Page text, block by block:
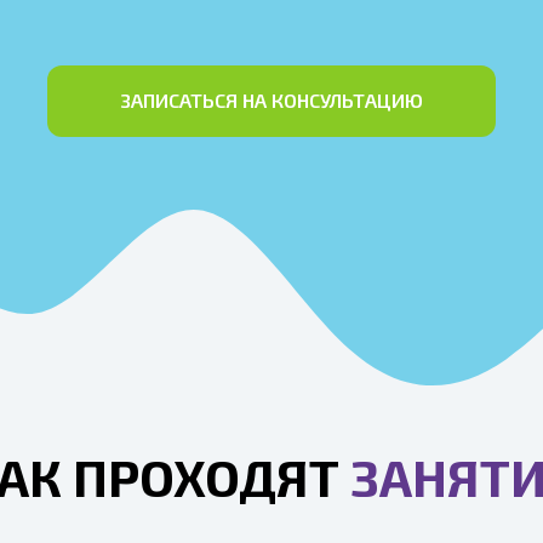
ЗАПИСАТЬСЯ НА КОНСУЛЬТАЦИЮ
ПРОХОДЯТ